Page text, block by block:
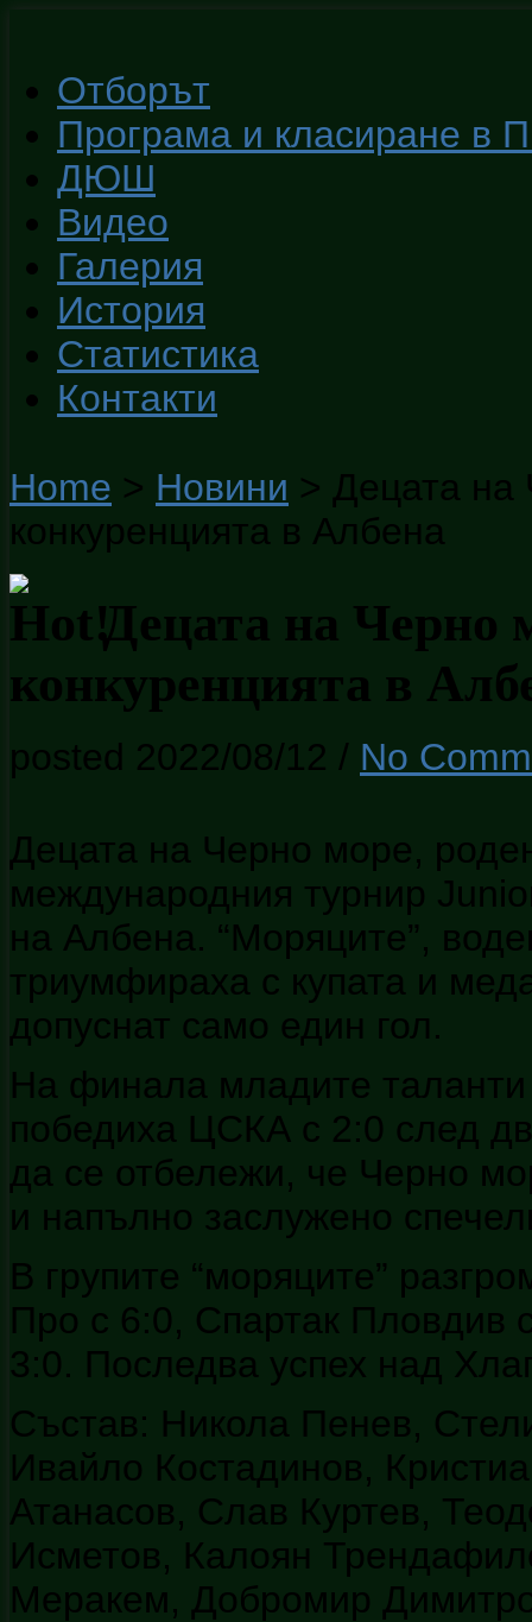
Отборът
Програма и класиране в
ДЮШ
Видео
Галерия
История
Статистика
Контакти
Home > Новини > Децата на
конкуренцията в Албена
Децата на Черно
конкуренцията в
posted 2022/08/12 / No
Децата на Черно море,
международния турнир
на Албена. “Моряците”,
триумфираха с купата и
допуснат само един гол.
На финала младите
победиха ЦСКА с 2:0 след
да се отбележи, че Черно
и напълно заслужено
В групите “моряците”
Про с 6:0, Спартак
3:0. Последва успех над
Състав: Никола Пенев,
Ивайло Костадинов,
Атанасов, Слав Куртев,
Исметов, Калоян
Меракем, Добромир